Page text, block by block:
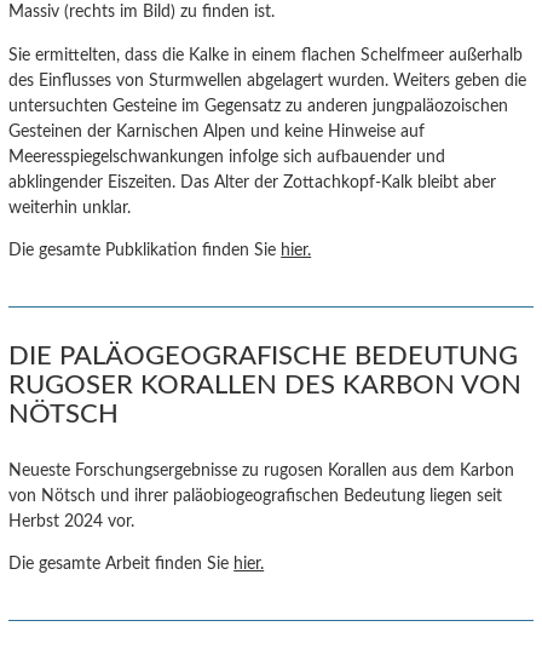
Massiv (rechts im Bild) zu finden ist.
Sie ermittelten, dass die Kalke in einem flachen Schelfmeer außerhalb
des Einflusses von Sturmwellen abgelagert wurden. Weiters geben die
untersuchten Gesteine im Gegensatz zu anderen jungpaläozoischen
Gesteinen der Karnischen Alpen und keine Hinweise auf
Meeresspiegelschwankungen infolge sich aufbauender und
abklingender Eiszeiten. Das Alter der Zottachkopf-Kalk bleibt aber
weiterhin unklar.
Die gesamte Pubklikation finden Sie hier.
DIE PALÄOGEOGRAFISCHE BEDEUTUNG
RUGOSER KORALLEN DES KARBON VON
NÖTSCH
Neueste Forschungsergebnisse zu rugosen Korallen aus dem Karbon
von Nötsch und ihrer paläobiogeografischen Bedeutung liegen seit
Herbst 2024 vor.
Die gesamte Arbeit finden Sie hier.